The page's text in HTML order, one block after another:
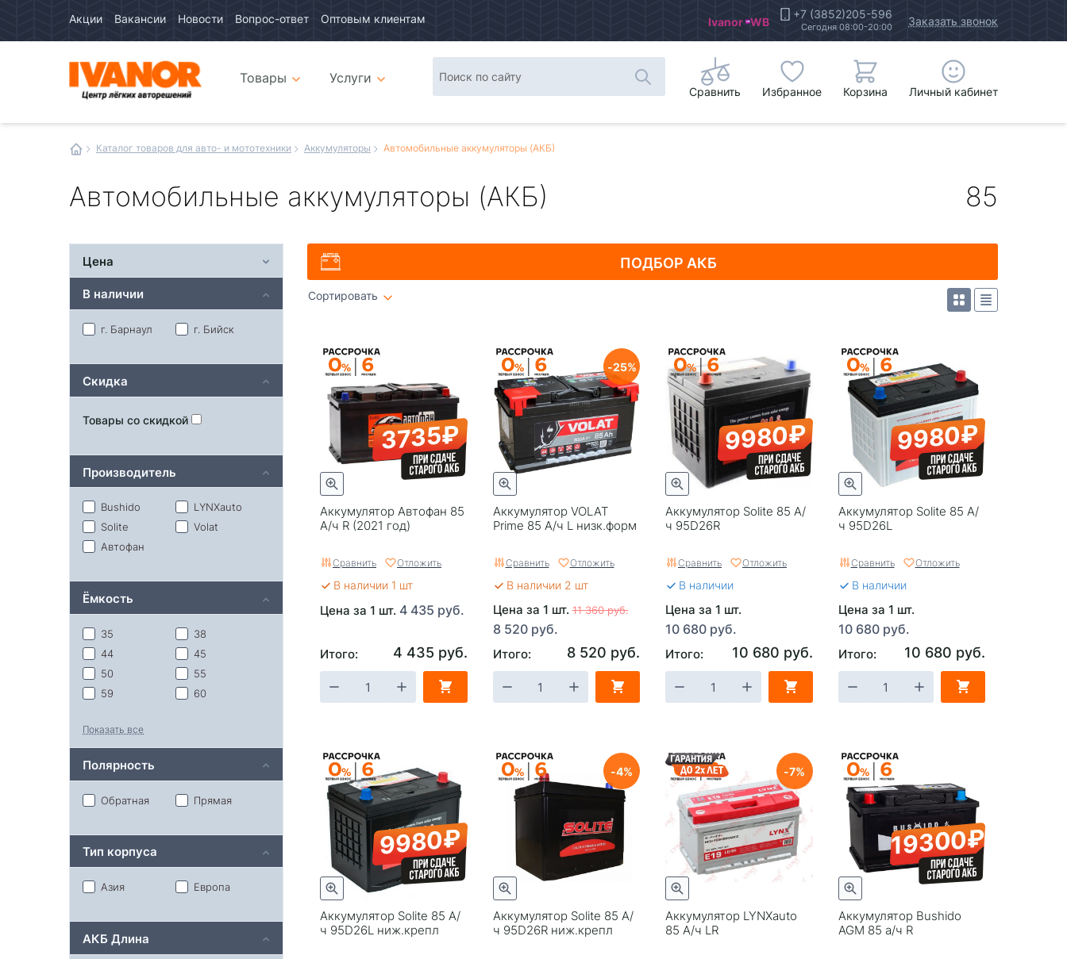
Акции Вакансии Новости Вопрос-ответ Оптовым клиентам Ivanor WB +7 (3852)205-596
Сегодня 08:00-20:00 Заказать звонок
интернетТовары
Услуги
Сравнить Избранное Корзина Личный кабинет
Каталог товаров для авто- и мототехники Аккумуляторы Автомобильные аккумуляторы (АКБ)
Автомобильные аккумуляторы (АКБ) 85
ПОДБОР АКБ
Сортировать
Аккумулятор Автофан 85
А/ч R (2021 год)
3735₽
Сравнить Отложить
В наличии 1 шт
Цена за 1 шт. 4 435 руб.
Итого: 4 435 руб.
Аккумулятор VOLAT
Prime 85 А/ч L низк.форм
25
Сравнить Отложить
В наличии 2 шт
Цена за 1 шт.11 360 руб.
8 520 руб.
Итого: 8 520 руб.
Аккумулятор Solite 85 А/
ч 95D26R
9980₽
Сравнить Отложить
В наличии
Цена за 1 шт.
10 680 руб.
Итого: 10 680 руб.
Аккумулятор Solite 85 А/
ч 95D26L
9980₽
Сравнить Отложить
В наличии
Цена за 1 шт.
10 680 руб.
Итого: 10 680 руб.
Аккумулятор Solite 85 А/
ч 95D26L ниж.крепл
9980₽
Аккумулятор Solite 85 А/
ч 95D26R ниж.крепл
4
Аккумулятор LYNXauto
85 А/ч LR
7
Аккумулятор Bushido
AGM 85 а/ч R
19300₽
Цена
В наличии
г. Барнаул г. Бийск
Скидка
Товары со скидкой
Производитель
Bushido
LYNXauto
Solite
Volat
Автофан
Ёмкость
35
38
44
45
50
55
59
60
65
70
74
75
110
132
190
220
Показать все
Полярность
Обратная Прямая
Тип корпуса
Азия Европа
АКБ Длина